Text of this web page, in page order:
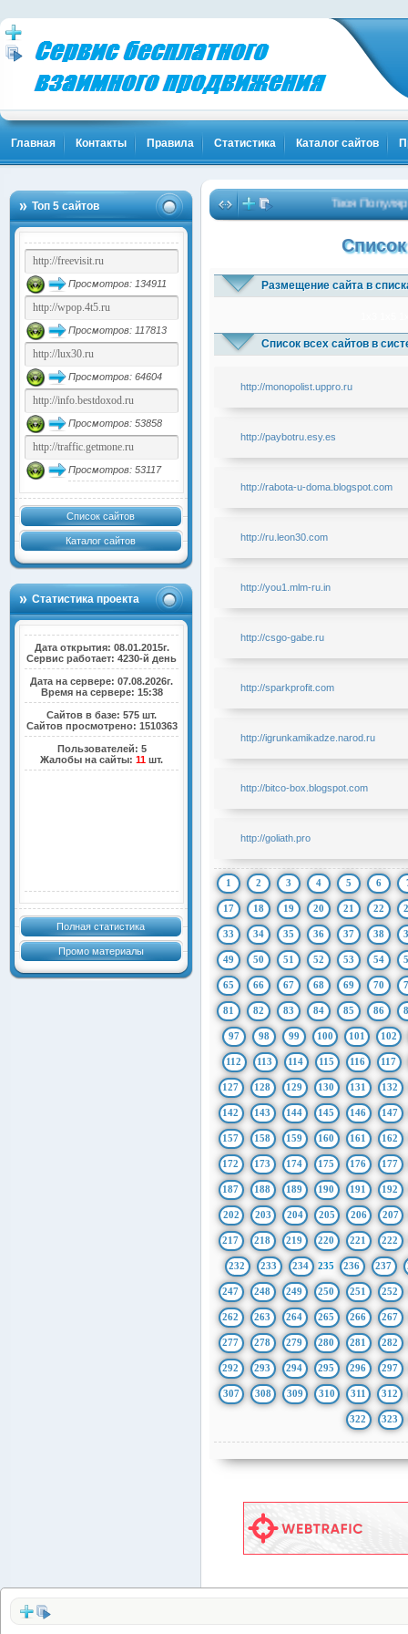
Главная Контакты Правила Статистика Каталог сайтов
Топ 5 сайтов
Просмотров: 134911
Просмотров: 117813
Просмотров: 64604
Просмотров: 53858
Просмотров: 53117
Список сайтов
Каталог сайтов
Статистика проекта
Дата открытия: 08.01.2015г.
Сервис работает: 4230-й день
Дата на сервере: 07.08.2026г.
Время на сервере: 15:38
Сайтов в базе: 575 шт.
Сайтов просмотрено: 1510363
Пользователей: 5
Жалобы на сайты:11 шт.
Полная статистика
Промо материалы
Твоя
Размещение сайта в
Список всех сайтов в
http://monopolist.uppro.ru
http://paybotru.esy.es
http://rabota-u-doma.blogspot.com
http://ru.leon30.com
http://you1.mlm-ru.in
http://csgo-gabe.ru
http://sparkprofit.com
http://igrunkamikadze.narod.ru
http://bitco-box.blogspot.com
http://goliath.pro
1 2 3 4 5 6
17 18 19 20 21 22
33 34 35 36 37 38
49 50 51 52 53 54
65 66 67 68 69 70
81 82 83 84 85 86
97 98 99 100 101 102
112 113 114 115 116 117
127 128 129 130 131 132
142 143 144 145 146 147
157 158 159 160 161 162
172 173 174 175 176 177
187 188 189 190 191 192
202 203 204 205 206 207
217 218 219 220 221 222
232 233 234 235 236 237
247 248 249 250 251 252
262 263 264 265 266 267
277 278 279 280 281 282
292 293 294 295 296 297
307 308 309 310 311 312
322 323